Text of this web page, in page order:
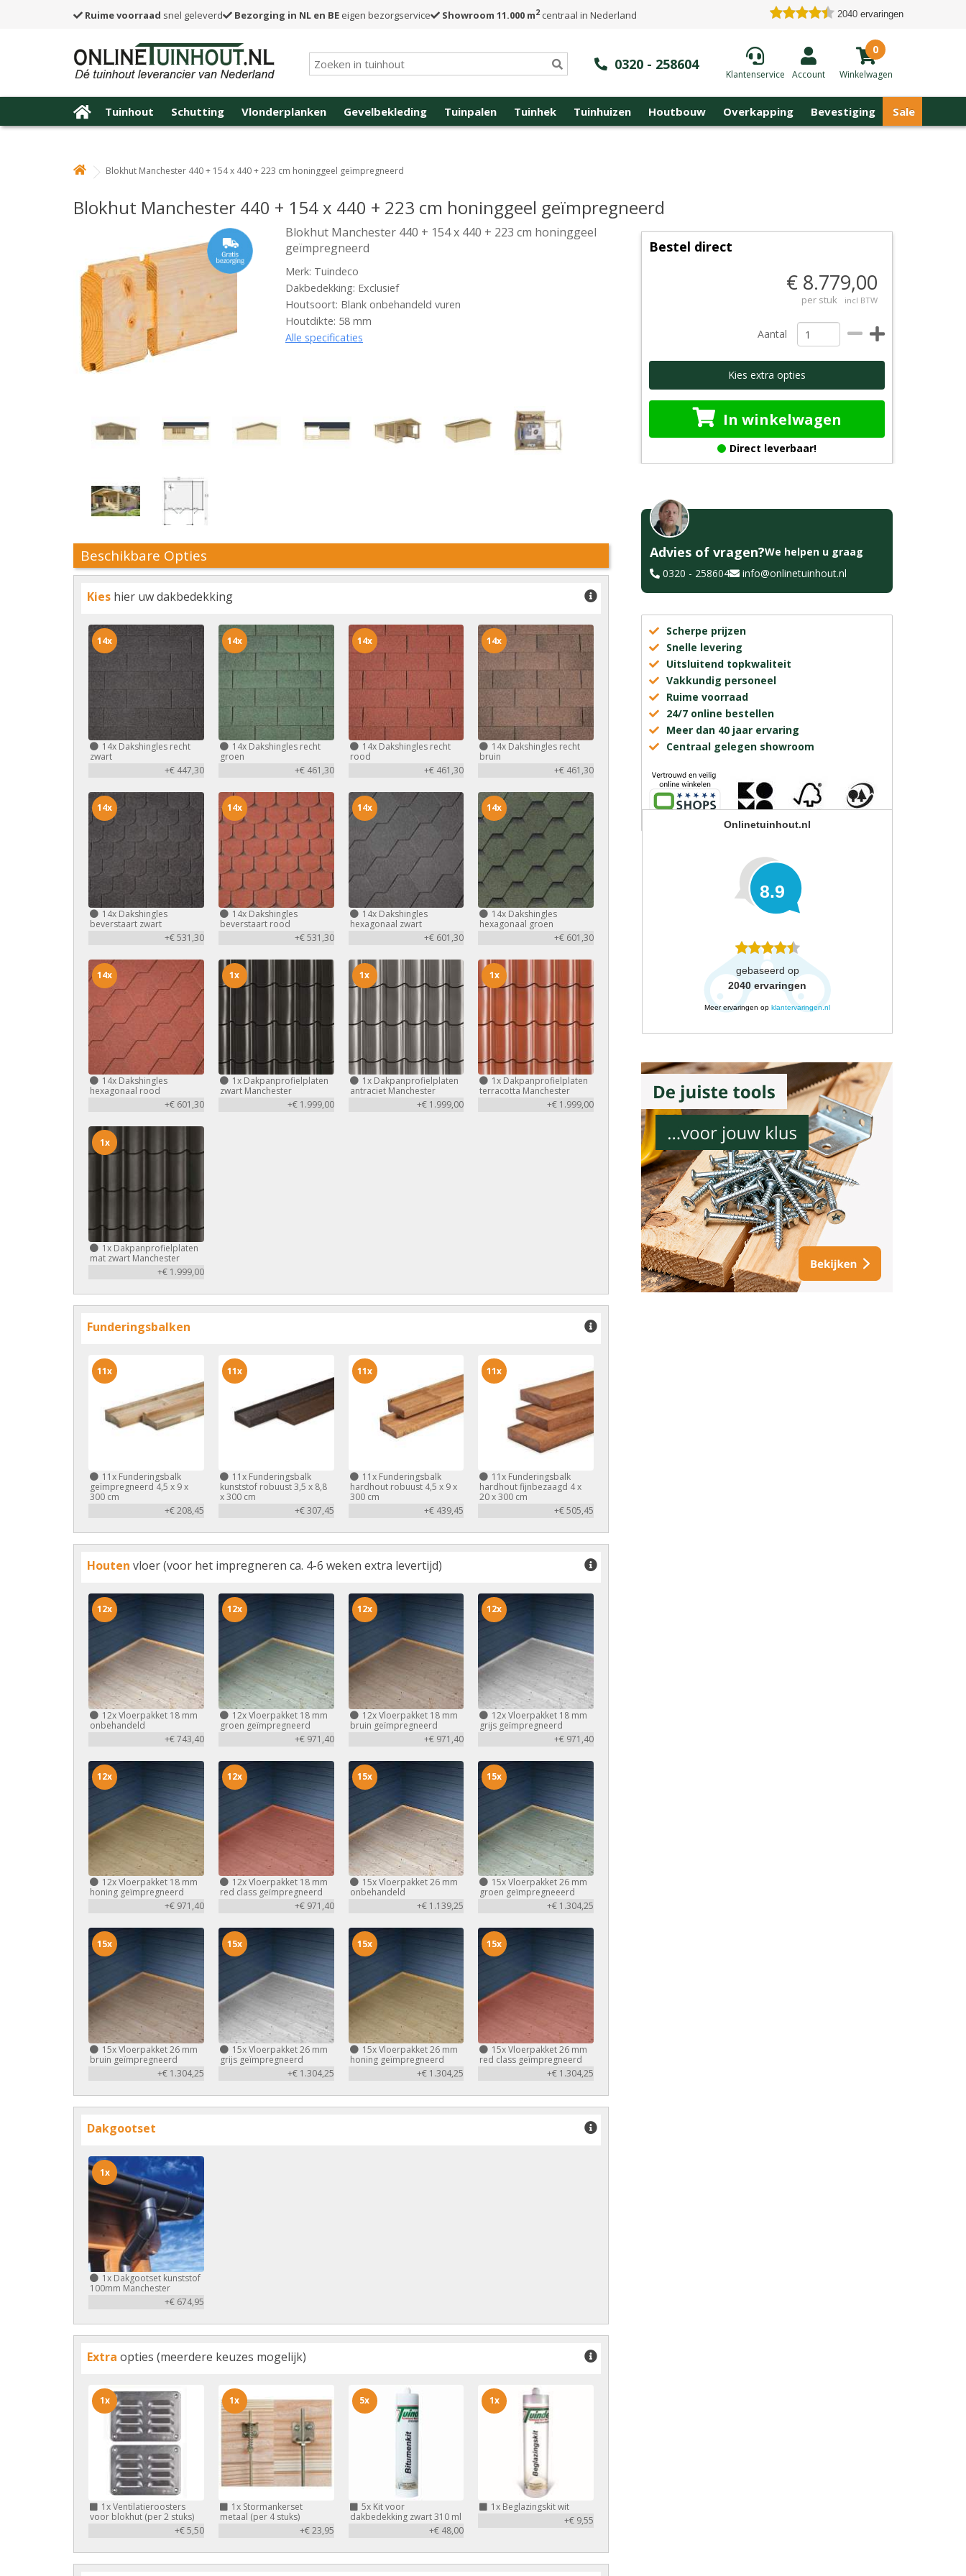
Ruime voorraad snel geleverd Bezorging in NL en BE eigen bezorgservice Showroom 11.000 m2centraal in Nederland 2040 ervaringen
0320 - 258604
Klantenservice Account
0
Winkelwagen
Tuinhout Schutting Vlonderplanken Gevelbekleding Tuinpalen Tuinhek Tuinhuizen Houtbouw Overkapping Bevestiging Sale
Blokhut Manchester 440 + 154 x 440 + 223 cm honinggeel geïmpregneerd
Blokhut Manchester 440 + 154 x 440 + 223 cm honinggeel geïmpregneerd
Blokhut Manchester 440 + 154 x 440 + 223 cm honinggeel
geïmpregneerd
Merk: Tuindeco
Dakbedekking: Exclusief
Houtsoort: Blank onbehandeld vuren
Houtdikte: 58 mm
Alle specificaties
Beschikbare Opties
Kies hier uw dakbedekking
14x Dakshingles recht
zwart
+€ 447,30
14x
14xDakshingles recht
groen
+€ 461,30
14x
14xDakshingles recht
rood
+€ 461,30
14x
14x Dakshingles recht
bruin
+€ 461,30
14x
14x Dakshingles
beverstaart zwart
+€ 531,30
14x
14xDakshingles
beverstaart rood
+€ 531,30
14x
14xDakshingles
hexagonaal zwart
+€ 601,30
14x
14x Dakshingles
hexagonaal groen
+€ 601,30
14x
14x Dakshingles
hexagonaal rood
+€ 601,30
14x
1xDakpanprofielplaten
zwart Manchester
+€ 1.999,00
1x
1xDakpanprofielplaten
antraciet Manchester
+€ 1.999,00
1x
1x Dakpanprofielplaten
terracotta Manchester
+€ 1.999,00
1x
1x Dakpanprofielplaten
mat zwart Manchester
+€ 1.999,00
1x
Funderingsbalken
11x Funderingsbalk
geïmpregneerd 4,5 x 9 x
300 cm
+€ 208,45
11x
11xFunderingsbalk
kunststof robuust 3,5 x 8,8
x 300 cm
+€ 307,45
11x
11xFunderingsbalk
hardhout robuust 4,5 x 9 x
300 cm
+€ 439,45
11x
11x Funderingsbalk
hardhout fijnbezaagd 4 x
20 x 300 cm
+€ 505,45
11x
Houten vloer (voor het impregneren ca. 4-6 weken extra levertijd)
12xVloerpakket 18 mm
onbehandeld
+€ 743,40
12x
12xVloerpakket 18 mm
groen geïmpregneerd
+€ 971,40
12x
12xVloerpakket 18 mm
bruin geïmpregneerd
+€ 971,40
12x
12xVloerpakket 18 mm
grijs geïmpregneerd
+€ 971,40
12x
12xVloerpakket 18 mm
honing geïmpregneerd
+€ 971,40
12x
12xVloerpakket 18 mm
red class geïmpregneerd
+€ 971,40
12x
15xVloerpakket 26 mm
onbehandeld
+€ 1.139,25
15x
15xVloerpakket 26 mm
groen geïmpregneeerd
+€ 1.304,25
15x
15xVloerpakket 26 mm
bruin geïmpregneerd
+€ 1.304,25
15x
15xVloerpakket 26 mm
grijs geïmpregneerd
+€ 1.304,25
15x
15xVloerpakket 26 mm
honing geïmpregneerd
+€ 1.304,25
15x
15xVloerpakket 26 mm
red class geïmpregneerd
+€ 1.304,25
15x
Dakgootset
1x Dakgootset kunststof
100mm Manchester
+€ 674,95
1x
Extra opties (meerdere keuzes mogelijk)
1xVentilatieroosters
voor blokhut (per 2 stuks)
+€ 5,50
1x
1xStormankerset
metaal (per 4 stuks)
+€ 23,95
1x
5xKit voor
dakbedekking zwart 310 ml
+€ 48,00
5x
1x Beglazingskit wit
+€ 9,55
1x
Bestel direct
€ 8.779,00
per stuk incl BTW
Aantal
Kies extra opties
In winkelwagen
Direct leverbaar!
Advies of vragen?We helpen u graag
0320 - 258604
info@onlinetuinhout.nl
Scherpe prijzen
Snelle levering
Uitsluitend topkwaliteit
Vakkundig personeel
Ruime voorraad
24/7 online bestellen
Meer dan 40 jaar ervaring
Centraal gelegen showroom
Onlinetuinhout.nl
8.9
gebaseerd op
2040 ervaringen
Meer ervaringen op klantervaringen.nl